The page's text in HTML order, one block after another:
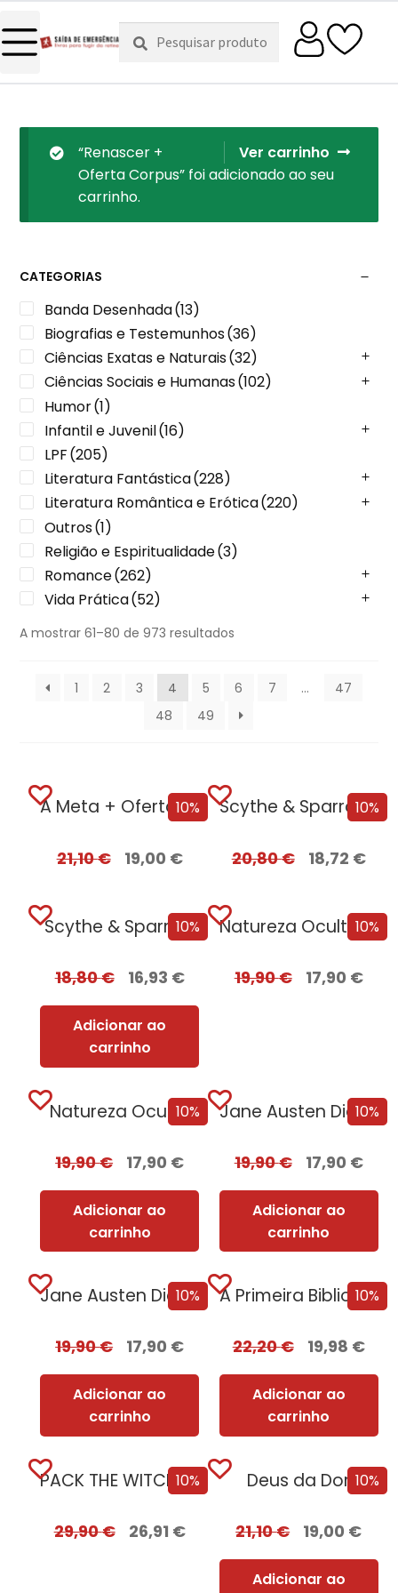
Pesquisar
por:
Pesquisa
Ver carrinho
“Renascer +
Oferta Corpus” foi adicionado ao seu
carrinho.
CATEGORIAS
Banda Desenhada(13)
Biografias e Testemunhos(36)
Ciências Exatas e Naturais(32)
Ciências Sociais e Humanas(102)
Humor(1)
Infantil e Juvenil(16)
LPF(205)
Literatura Fantástica(228)
Literatura Romântica e Erótica(220)
Outros(1)
Religião e Espiritualidade(3)
Romance(262)
Vida Prática(52)
A mostrar 61–80 de 973 resultados
1 2 3 4 5 6 7 …
47
48
49
10%
A Meta + Oferta Tu És o...
21,10€ 19,00 €
10%
Scythe & Sparrow Edição com EDGES
20,80€ 18,72 €
10%
Scythe & Sparrow
18,80€ 16,93 €
Adicionar ao
carrinho
10%
Natureza Oculta + Oferta A Primeira Vez...
19,90€ 17,90 €
10%
Natureza Oculta
19,90€ 17,90 €
Adicionar ao
carrinho
10%
Jane Austen Diante do Mar
19,90€ 17,90 €
Adicionar ao
carrinho
10%
Jane Austen Diante do Mar + Oferta...
19,90€ 17,90 €
Adicionar ao
carrinho
10%
A Primeira Biblioteca da Humanidade
22,20€ 19,98 €
Adicionar ao
carrinho
10%
PACK THE WITCHER – Oferta de A...
29,90€ 26,91 €
10%
Deus da Dor
21,10€ 19,00 €
Adicionar ao